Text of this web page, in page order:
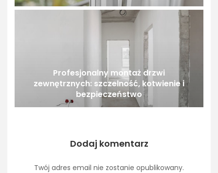
Profesjonalny montaż drzwi
zewnętrznych: szczelność, kotwienie i
bezpieczeństwo
Dodaj komentarz
Twój adres email nie zostanie opublikowany.